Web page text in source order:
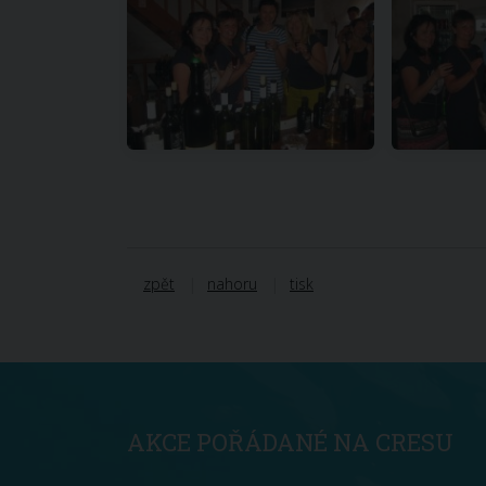
zpět nahoru tisk
AKCE POŘÁDANÉ NA CRESU